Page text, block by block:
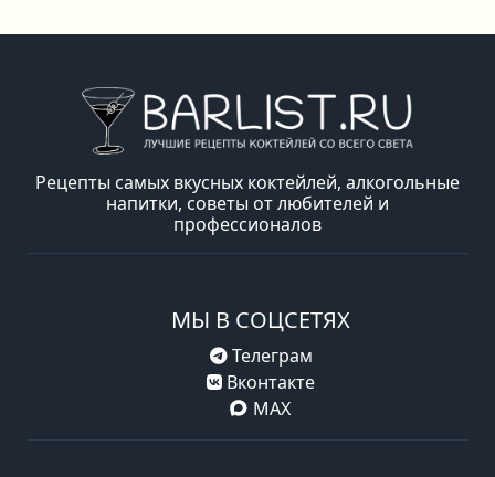
Рецепты самых вкусных коктейлей, алкогольные
напитки, советы от любителей и
профессионалов
МЫ В СОЦСЕТЯХ
Телеграм
Вконтакте
MAX